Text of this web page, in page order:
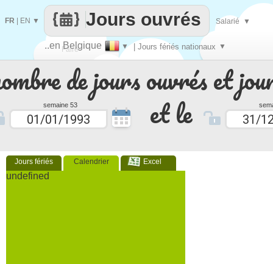
de jours ouvrés et
semaine 53 et le
Jours fériés Calendrier Excel
undefined
Faire
que
..en Belgique ▼ | Jours fériés nationaux ▼
Jours ouvrés
FR EN ▼ Salarié ▼